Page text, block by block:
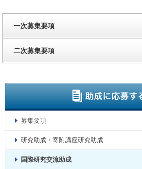
一次募集要項
二次募集要項
募集要項
研究助成・寄附講座研究助成
国際研究交流助成